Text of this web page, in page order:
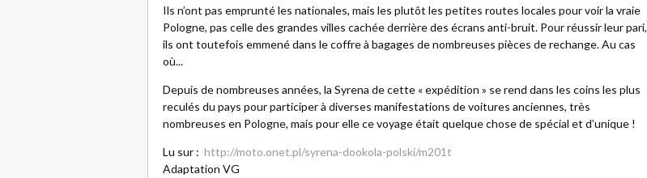
Ils n’ont pas emprunté les nationales, mais les plutôt les petites routes locales pour voir la vraie
Pologne, pas celle des grandes villes cachée derrière des écrans anti-bruit. Pour réussir leur pari,
ils ont toutefois emmené dans le coffre à bagages de nombreuses pièces de rechange. Au cas
où...
Depuis de nombreuses années, la Syrena de cette « expédition » se rend dans les coins les plus
reculés du pays pour participer à diverses manifestations de voitures anciennes, très
nombreuses en Pologne, mais pour elle ce voyage était quelque chose de spécial et d’unique !
Lu sur : http://moto.onet.pl/syrena-dookola-polski/m201t
Adaptation VG